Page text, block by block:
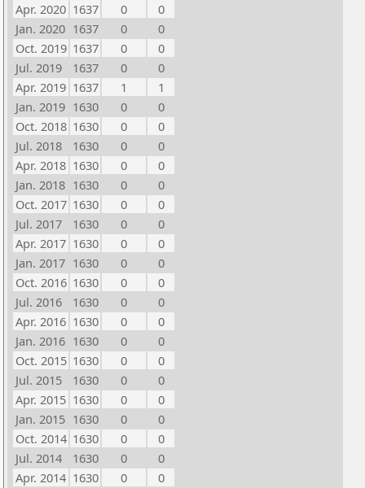
Apr. 2020 1637 0
0
Jan. 2020 1637 0
0
Oct. 2019 1637 0
0
Jul. 2019
1637 0
0
Apr. 2019 1637 1
1
Jan. 2019 1630 0
0
Oct. 2018 1630 0
0
Jul. 2018
1630 0
0
Apr. 2018 1630 0
0
Jan. 2018 1630 0
0
Oct. 2017 1630 0
0
Jul. 2017
1630 0
0
Apr. 2017 1630 0
0
Jan. 2017 1630 0
0
Oct. 2016 1630 0
0
Jul. 2016
1630 0
0
Apr. 2016 1630 0
0
Jan. 2016 1630 0
0
Oct. 2015 1630 0
0
Jul. 2015
1630 0
0
Apr. 2015 1630 0
0
Jan. 2015 1630 0
0
Oct. 2014 1630 0
0
Jul. 2014
1630 0
0
Apr. 2014 1630 0
0